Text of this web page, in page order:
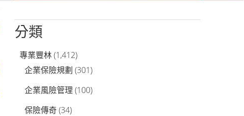
分類
專業豐林(1,412)
企業保險規劃 (301)
企業風險管理 (100)
保險傳奇(34)